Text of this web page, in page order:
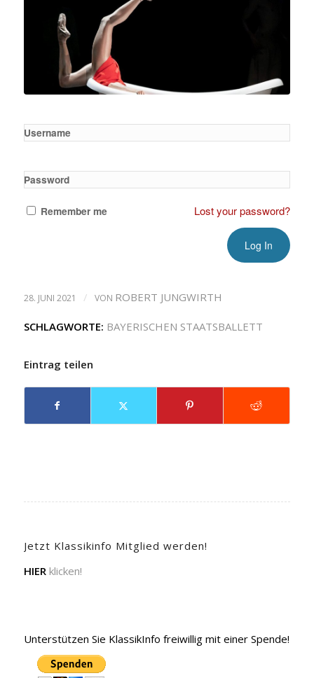
Username
Password
Remember me Lost your password?
28. JUNI 2021 / VON ROBERT JUNGWIRTH
SCHLAGWORTE: BAYERISCHEN STAATSBALLETT
Eintrag teilen
Jetzt Klassikinfo Mitglied werden!
HIERklicken!
Unterstützen Sie KlassikInfo freiwillig mit einer Spende!